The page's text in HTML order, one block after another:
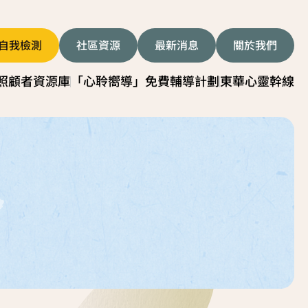
我檢測 社區資源 最新消息 關於我們
顧者資源庫
片
分享
「心聆嚮導」免費輔導計劃東華心靈幹線
服務簡介